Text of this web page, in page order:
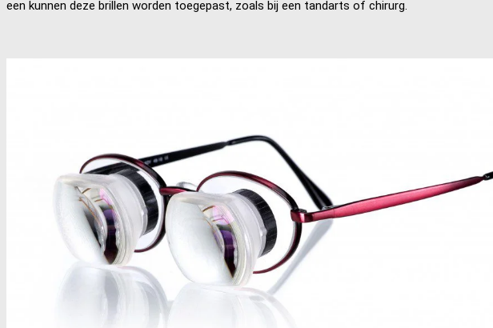
een kunnen deze brillen worden toegepast, zoals bij een tandarts of chirurg.